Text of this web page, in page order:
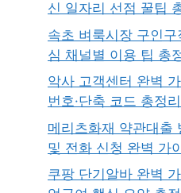
신 일자리 선점 꿀팁
속초 벼룩시장 구인
심 채널별 이용 팁 총
악사 고객센터 완벽
번호·단축 코드 총정리
메리츠화재 약관대출
및 전화 신청 완벽 가
쿠팡 단기알바 완벽